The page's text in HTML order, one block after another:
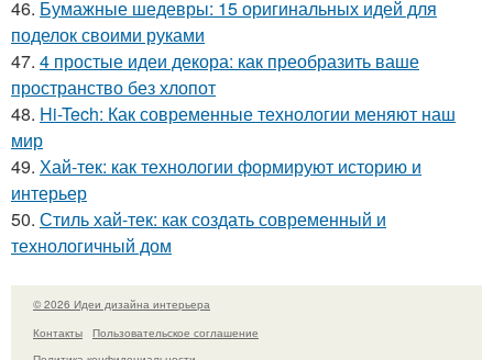
46. Бумажные шедевры: 15 оригинальных идей для
поделок своими руками
47. 4 простые идеи декора: как преобразить ваше
пространство без хлопот
48. Hi-Tech: Как современные технологии меняют наш
мир
49. Хай-тек: как технологии формируют историю и
интерьер
50. Стиль хай-тек: как создать современный и
технологичный дом
© 2026 Идеи дизайна интерьера
Контакты
Пользовательское соглашение